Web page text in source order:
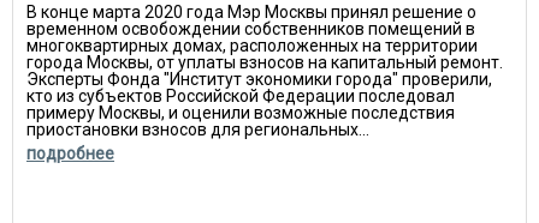
В конце марта 2020 года Мэр Москвы принял решение о
временном освобождении собственников помещений в
многоквартирных домах, расположенных на территории
города Москвы, от уплаты взносов на капитальный ремонт.
Эксперты Фонда "Институт экономики города" проверили,
кто из субъектов Российской Федерации последовал
примеру Москвы, и оценили возможные последствия
приостановки взносов для региональных...
подробнее